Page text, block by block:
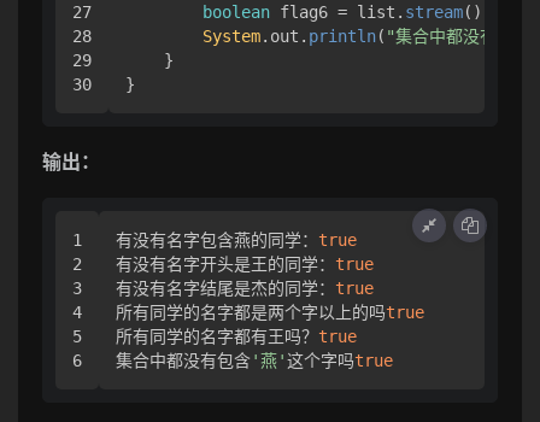
27
28
29
boolean flag6 = list. stream().
System. out . println( "集合中都没有包
    }
}
输出：
1
2
3
4
5
有没有名字包含燕的同学： true
有没有名字开头是王的同学： true
有没有名字结尾是杰的同学： true
所有同学的名字都是两个字以上的吗true
所有同学的名字都有王吗？ true
集合中都没有包含'燕'这个字吗true